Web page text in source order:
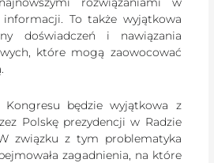
To także wyjątkowa
doświadczeń i nawiązania
które mogą zaowocować
Kongresu będzie wyjątkowa z
Polskę prezydencji w Radzie
związku z tym problematyka
zagadnienia, na które